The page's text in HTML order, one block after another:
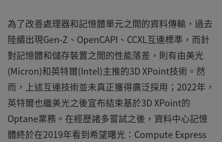
為了改善處理器和記憶體單元之間的資料傳輸，過去
陸續出現Gen-Z、OpenCAPI、CCXL互連標準，而針
對記憶體和儲存裝置之間的性能落差，則有由美光
(Micron)和英特爾(Intel)主推的3D XPoint技術。然
而，上述互連技術並未真正獲得廣泛採用；2022年，
英特爾也繼美光之後宣布結束基於3D XPoint的
Optane業務。在經歷諸多嘗試之後，資料中心記憶
體終於在2019年看到希望曙光：Compute Express